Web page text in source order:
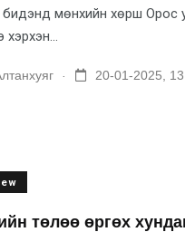
мөнхийн хөрш Орос
хэрхэн...
20-01-2025,
төлөө өргөх